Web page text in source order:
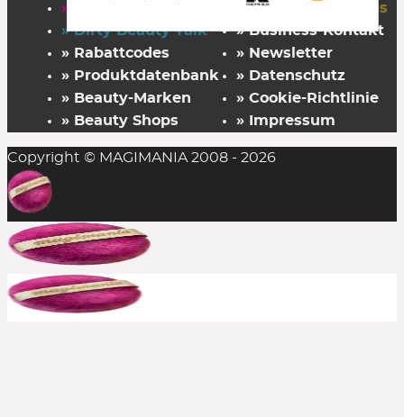
» Startseite
» Dirty Beauty Talk
» Rabattcodes
» Produktdatenbank
» Beauty-Marken
» Beauty Shops
» FAZ Kaufkompass
» Business-Kontakt
» Newsletter
» Datenschutz
» Cookie-Richtlinie
» Impressum
Copyright © MAGIMANIA 2008 - 2026